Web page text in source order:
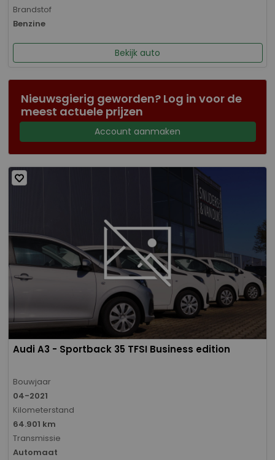
Brandstof
Benzine
Bekijk auto
Nieuwsgierig geworden? Log in voor de
meest actuele prijzen
Account aanmaken
Audi A3 - Sportback 35 TFSI Business edition
Bouwjaar
04-2021
Kilometerstand
64.901 km
Transmissie
Automaat